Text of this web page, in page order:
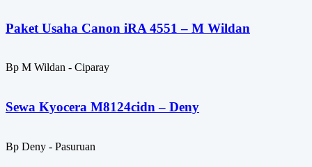
Paket Usaha Canon iRA 4551 – M Wildan
Bp M Wildan - Ciparay
Sewa Kyocera M8124cidn – Deny
Bp Deny - Pasuruan